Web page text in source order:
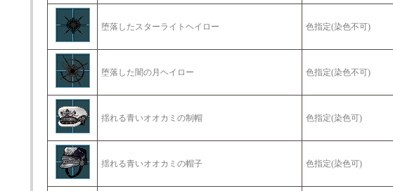
堕落したスターライトヘイロー 色指定(染色不可)
堕落した闇の月ヘイロー 色指定(染色不可)
揺れる青いオオカミの制帽 色指定(染色可)
揺れる青いオオカミの帽子 色指定(染色可)